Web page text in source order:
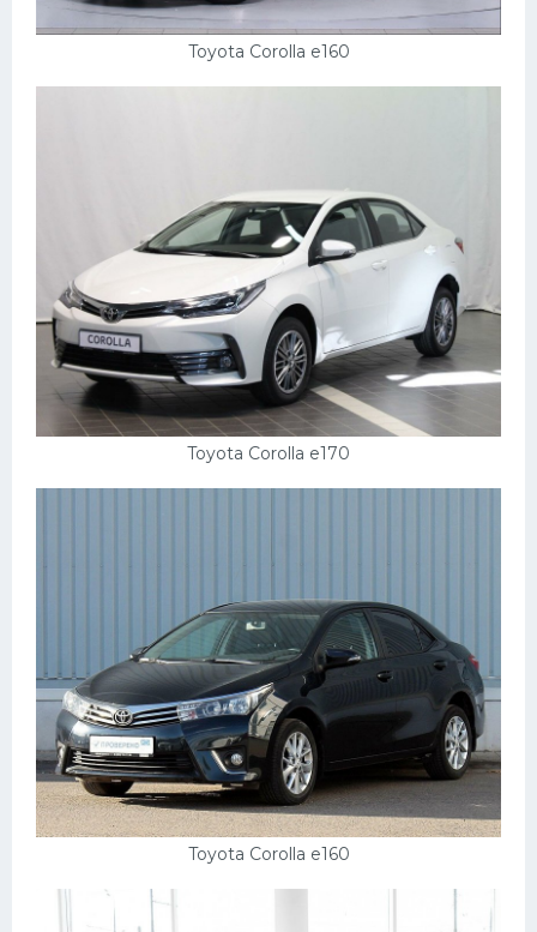
Toyota Corolla e160
Toyota Corolla e170
Toyota Corolla e160